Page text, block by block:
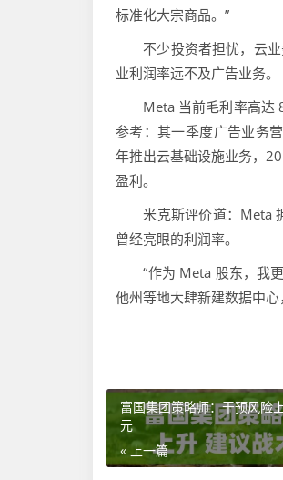
标准化大宗商品。”
不少投资者担忧，云业
业利润率远不及广告业务。
Meta 当前毛利率高达
参考：其一季度广告业务
年推出云基础设施业务，
盈利。
米克斯评价道：Meta 拥
曾经亮眼的利润率。
“作为 Meta 股东，我更
他州等地大肆新建数据中心
富国集团策略师：干预风险
元
« 上一篇